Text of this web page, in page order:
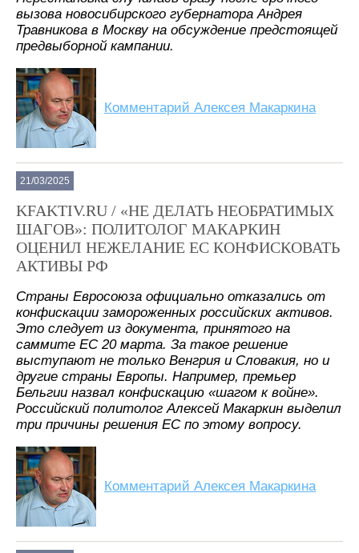
вызова новосибирского губернатора Андрея
Травникова в Москву на обсуждение предстоящей
предвыборной кампании.
Комментарий Алексея Макаркина
21/03/2025
KFAKTIV.RU / «НЕ ДЕЛАТЬ НЕОБРАТИМЫХ
ШАГОВ»: ПОЛИТОЛОГ МАКАРКИН
ОЦЕНИЛ НЕЖЕЛАНИЕ ЕС КОНФИСКОВАТЬ
АКТИВЫ РФ
Страны Евросоюза официально отказались от
конфискации замороженных российских активов.
Это следует из документа, принятого на
саммите ЕС 20 марта. За такое решение
выступают не только Венгрия и Словакия, но и
другие страны Европы. Например, премьер
Бельгии назвал конфискацию «шагом к войне».
Российский политолог Алексей Макаркин выделил
три причины решения ЕС по этому вопросу.
Комментарий Алексея Макаркина